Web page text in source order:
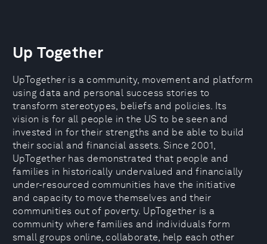
Up Together
UpTogether is a community, movement and platform
using data and personal success stories to
transform stereotypes, beliefs and policies. Its
vision is for all people in the US to be seen and
invested in for their strengths and be able to build
their social and financial assets. Since 2001,
UpTogether has demonstrated that people and
families in historically undervalued and financially
under-resourced communities have the initiative
and capacity to move themselves and their
communities out of poverty. UpTogether is a
community where families and individuals form
small groups online, collaborate, help each other